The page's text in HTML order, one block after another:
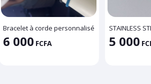
Bracelet à corde personnalisé
6 000 FCFA
STAINLESS
5 000